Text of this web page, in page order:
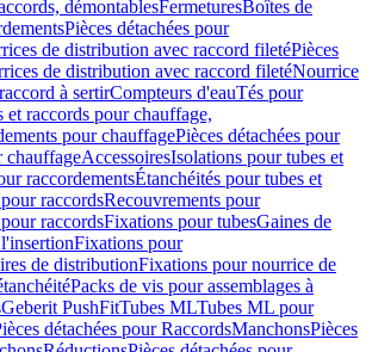
démontablesFermeturesBoîtes de
Pièces détachées pour
de distribution avec raccord filetéPièces
de distribution avec raccord filetéNourrice
à sertirCompteurs d'eauTés pour
et raccords pour chauffage,
pour chauffagePièces détachées pour
chauffageAccessoiresIsolations pour tubes et
raccordementsÉtanchéités pour tubes et
raccordsRecouvrements pour
raccordsFixations pour tubesGaines de
Fixations pour
de distributionFixations pour nourrice de
Packs de vis pour assemblages à
Geberit PushFitTubes MLTubes ML pour
détachées pour RaccordsManchonsPièces